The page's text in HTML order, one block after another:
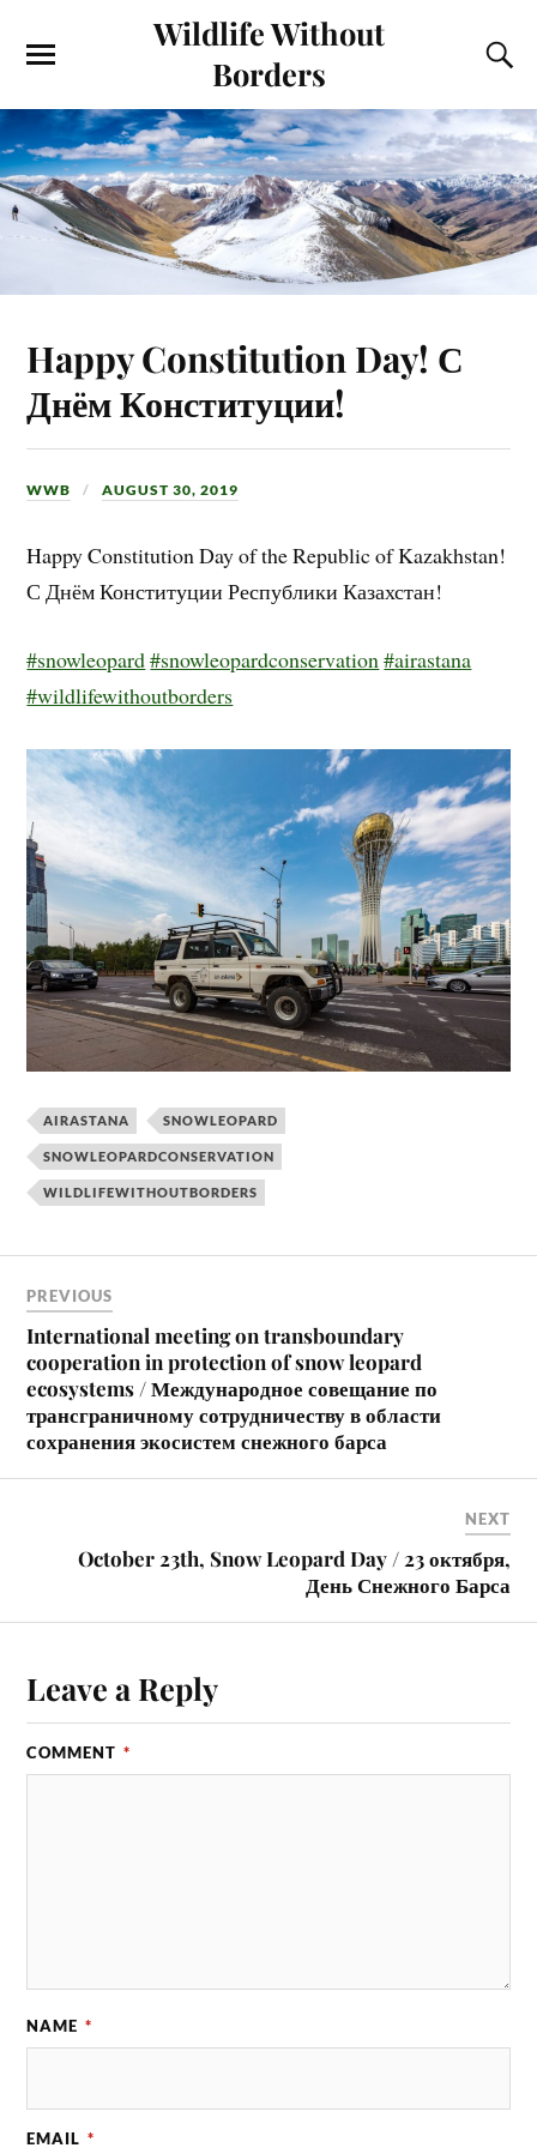
Wildlife Without
Borders
Happy Constitution Day! С
Днём Конституции!
WWB AUGUST 30, 2019
Happy Constitution Day of the Republic of Kazakhstan!
С Днём Конституции Республики Казахстан!
#snowleopard#snowleopardconservation#airastana
#wildlifewithoutborders
AIRASTANA SNOWLEOPARD
SNOWLEOPARDCONSERVATION
WILDLIFEWITHOUTBORDERS
PREVIOUS
International meeting on transboundary
cooperation in protection of snow leopard
ecosystems / Международное совещание по
трансграничному сотрудничеству в области
сохранения экосистем снежного барса
NEXT
October 23th, Snow Leopard Day / 23 октября,
День Снежного Барса
Leave a Reply
COMMENT *
NAME *
EMAIL *